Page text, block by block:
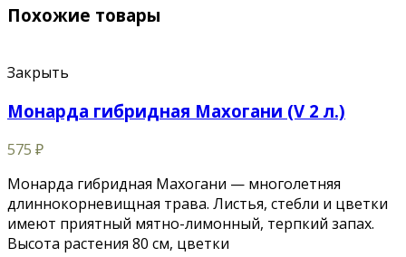
Похожие товары
Закрыть
Монарда гибридная Махогани (V 2 л.)
575 ₽
Монарда гибридная Махогани — многолетняя
длиннокорневищная трава. Листья, стебли и цветки
имеют приятный мятно-лимонный, терпкий запах.
Высота растения 80 см, цветки